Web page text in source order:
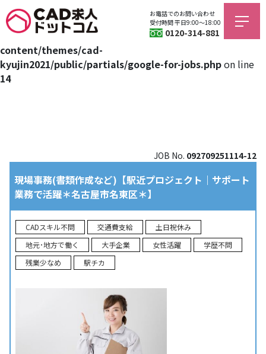
Warning: Trying to access array offset on value of type bool
in/home/jagfield/cad-kyujin.com/public_html/wp/wp-
content/themes/cad-
kyujin2021/public/partials/google-for-jobs.phpon line
14
お電話でのお問い合わせ
受付時間 平日9:00〜18:00
0120-314-881
JOB No. 092709251114-12
現場事務(書類作成など)【駅近プロジェクト｜サポート
業務で活躍＊名古屋市名東区＊】
CADスキル不問 交通費支給
土日祝休み
地元･地方で働く
大手企業 女性活躍
学歴不問
残業少なめ
駅チカ